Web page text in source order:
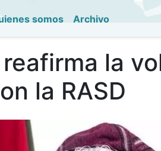
somos Archivo
la
la RASD